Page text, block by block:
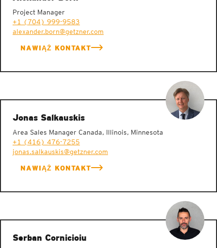
Project Manager
+1 (704) 999-9583
alexander.born@getzner.com
NAWIĄŻ KONTAKT
Jonas Salkauskis
Area Sales Manager Canada, Illinois, Minnesota
+1 (416) 476-7255
jonas.salkauskis@getzner.com
NAWIĄŻ KONTAKT
Serban Cornicioiu